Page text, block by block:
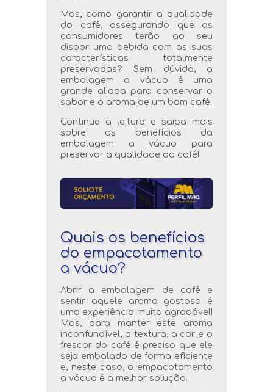
Mas, como garantir a qualidade
do café, assegurando que os
consumidores terão ao seu
dispor uma bebida com as suas
características totalmente
preservadas? Sem dúvida, a
embalagem a vácuo é uma
grande aliada para conservar o
sabor e o aroma de um bom café.
Continue a leitura e saiba mais
sobre os benefícios da
embalagem a vácuo para
preservar a qualidade do café!
Quais os benefícios
do empacotamento
a vácuo?
Abrir a embalagem de café e
sentir aquele aroma gostoso é
uma experiência muito agradável!
Mas, para manter este aroma
inconfundível, a textura, a cor e o
frescor do café é preciso que ele
seja embalado de forma eficiente
e, neste caso, o empacotamento
a vácuo é a melhor solução.